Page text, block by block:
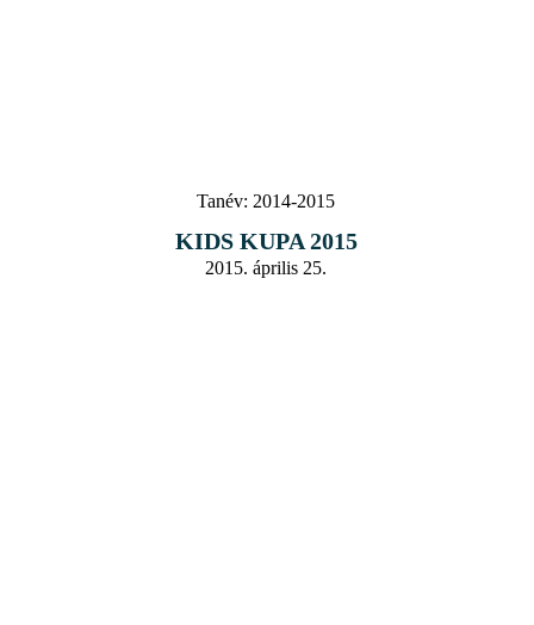
Tanév: 2014-2015
KIDS KUPA 2015
2015. április 25.